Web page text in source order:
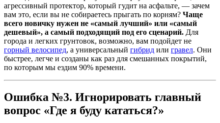
агрессивный протектор, который гудит на асфальте, — зачем
вам это, если вы не собираетесь прыгать по корням? Чаще
всего новичку нужен не «самый лучший» или «самый
дешевый», а самый подходящий под его сценарий. Для
города и легких грунтовок, возможно, вам подойдет не
горный велосипед, а универсальный гибрид или гравел. Они
быстрее, легче и созданы как раз для смешанных покрытий,
по которым мы ездим 90% времени.
Ошибка №3. Игнорировать главный
вопрос «Где я буду кататься?»